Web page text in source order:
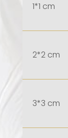
1*1 cm
2*2 cm
3*3 cm